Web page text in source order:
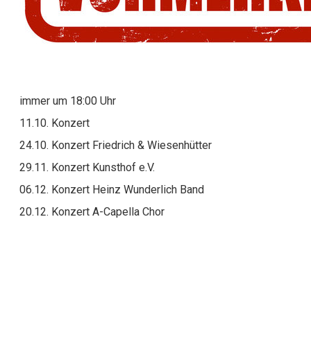
immer um 18:00 Uhr
11.10. Konzert
24.10. Konzert Friedrich & Wiesenhütter
29.11. Konzert Kunsthof e.V.
06.12. Konzert Heinz Wunderlich Band
20.12. Konzert A-Capella Chor